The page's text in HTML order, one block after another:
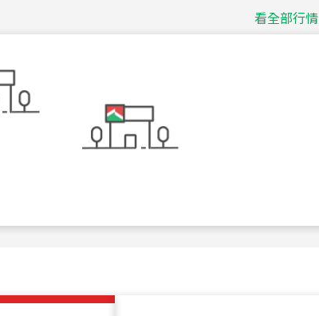
看全部行情
台北市中山區長春路